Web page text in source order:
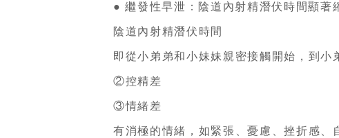
● 繼發性早泄：陰道內射精潛伏時間顯著
陰道內射精潛伏時間
即從小弟弟和小妹妹親密接觸開始，到小
②控精差
③情緒差
有消極的情緒，如緊張、憂慮、挫折感、